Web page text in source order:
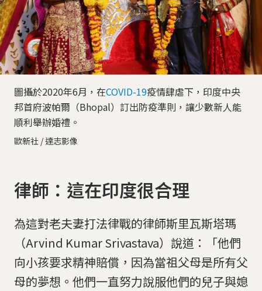
圖攝於2020年6月，在COVID-19疫情肆虐下，印度中央
邦首府波帕爾（Bhopal）訂出防疫準則，讓少數新人能
順利舉辦婚禮。
歐新社 / 達志影像
律師：這在印度很合理
為這對老夫妻打法律戰的律師斯里瓦斯塔瑪
（Arvind Kumar Srivastava）說道：「他們
向小孩要求精神賠償，因為當祖父母是所有父
母的夢想。他們一直努力說服他們的兒子與媳